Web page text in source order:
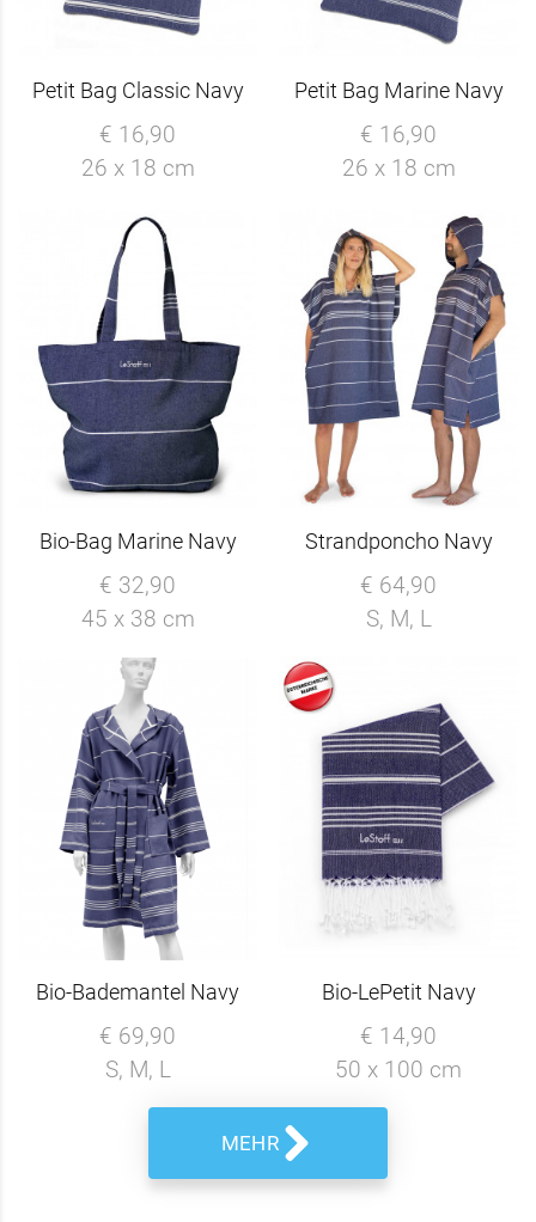
Petit Bag Classic Navy
€ 16,90
26 x 18 cm
Petit Bag Marine Navy
€ 16,90
26 x 18 cm
Bio-Bag Marine Navy
€ 32,90
45 x 38 cm
Strandponcho Navy
€ 64,90
S, M, L
Bio-Bademantel Navy
€ 69,90
S, M, L
Bio-LePetit Navy
€ 14,90
50 x 100 cm
MEHR